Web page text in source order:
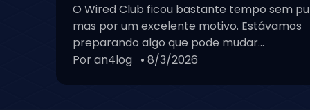
O Wired Club ficou bastante tempo sem
mas por um excelente motivo. Estávamos
preparando algo que pode mudar...
Por an4log • 8/3/2026